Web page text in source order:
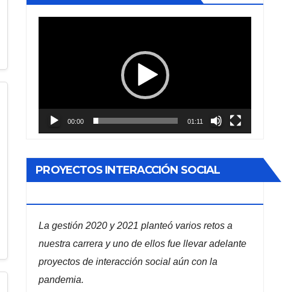
00:00 01:11
PROYECTOS INTERACCIÓN SOCIAL
La gestión 2020 y 2021 planteó varios retos a
nuestra carrera y uno de ellos fue llevar adelante
proyectos de interacción social aún con la
pandemia.